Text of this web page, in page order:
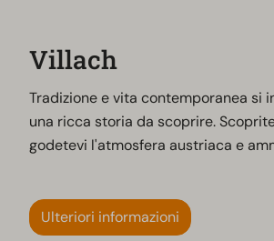
Villach
Tradizione e vita contemporanea si
una ricca storia da scoprire.
godetevi l'atmosfera austriaca e
Ulteriori informazioni